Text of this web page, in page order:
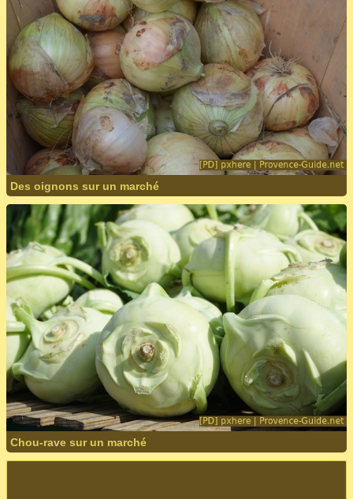
Des oignons sur un marché
Chou-rave sur un marché